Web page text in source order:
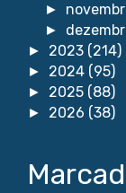
►
►
► 2023 (214)
► 2024 (95)
► 2025 (88)
► 2026 (38)